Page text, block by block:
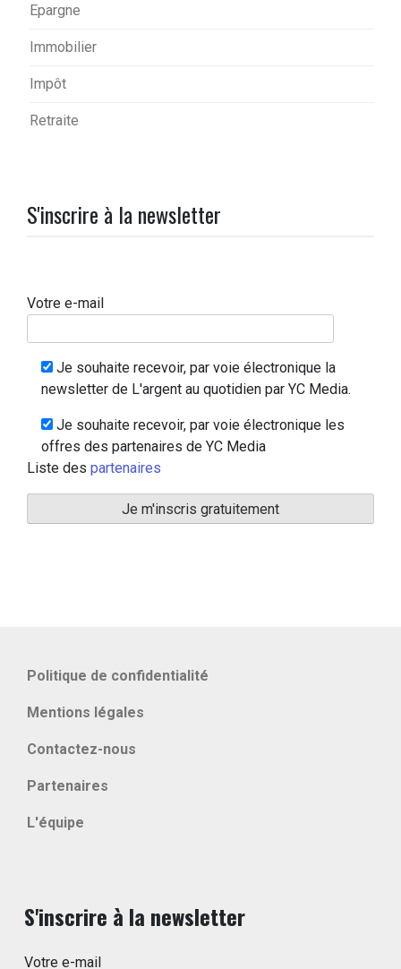
Epargne
Immobilier
Impôt
Retraite
S'inscrire à la newsletter
Votre e-mail
Je souhaite recevoir, par voie électronique la
newsletter de L'argent au quotidien par YC Media.
Je souhaite recevoir, par voie électronique les
offres des partenaires de YC Media
Liste des partenaires
Politique de confidentialité
Mentions légales
Contactez-nous
Partenaires
L'équipe
S'inscrire à la newsletter
Votre e-mail